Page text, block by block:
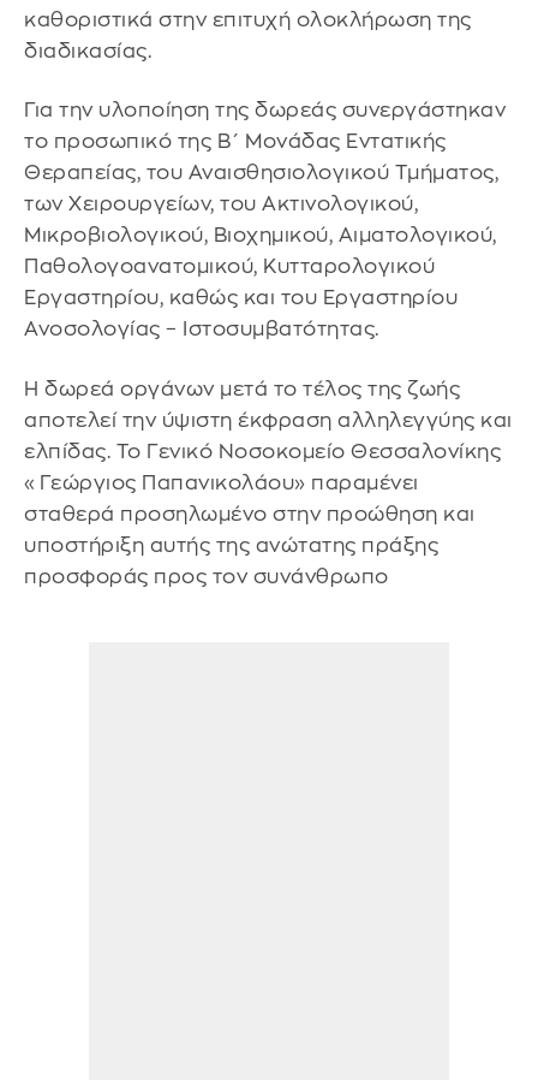
καθοριστικά στην επιτυχή ολοκλήρωση της
διαδικασίας.
Για την υλοποίηση της δωρεάς συνεργάστηκαν
το προσωπικό της Β΄ Μονάδας Εντατικής
Θεραπείας, του Αναισθησιολογικού Τμήματος,
των Χειρουργείων, του Ακτινολογικού,
Μικροβιολογικού, Βιοχημικού, Αιματολογικού,
Παθολογοανατομικού, Κυτταρολογικού
Εργαστηρίου, καθώς και του Εργαστηρίου
Ανοσολογίας – Ιστοσυμβατότητας.
Η δωρεά οργάνων μετά το τέλος της ζωής
αποτελεί την ύψιστη έκφραση αλληλεγγύης και
ελπίδας. Το Γενικό Νοσοκομείο Θεσσαλονίκης
«Γεώργιος Παπανικολάου» παραμένει
σταθερά προσηλωμένο στην προώθηση και
υποστήριξη αυτής της ανώτατης πράξης
προσφοράς προς τον συνάνθρωπο